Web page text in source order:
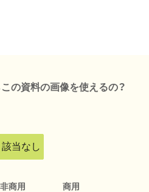
の資料の画像を使えるの？
該当なし
非商用 商用